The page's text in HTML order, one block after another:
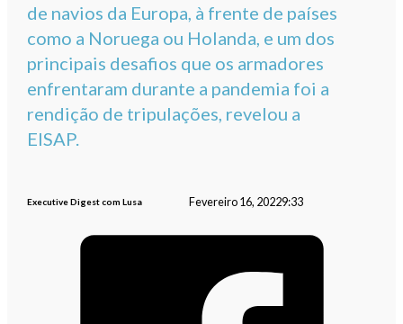
de navios da Europa, à frente de países
como a Noruega ou Holanda, e um dos
principais desafios que os armadores
enfrentaram durante a pandemia foi a
rendição de tripulações, revelou a
EISAP.
Executive Digest com Lusa Fevereiro 16, 20229:33